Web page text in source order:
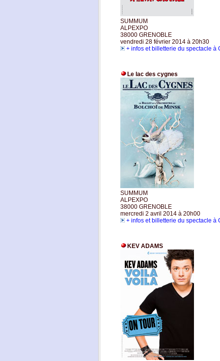
SUMMUM
ALPEXPO
38000 GRENOBLE
vendredi 28 février 2014 à 20h30
+ infos et billetterie du spectacle à
Le lac des cygnes
SUMMUM
ALPEXPO
38000 GRENOBLE
mercredi 2 avril 2014 à 20h00
+ infos et billetterie du spectacle à
KEV ADAMS